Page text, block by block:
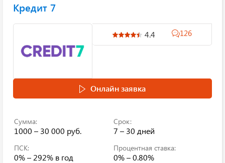
Кредит 7
4.4 126
Онлайн заявка
Сумма:
1000 – 30 000 руб.
Срок:
7 – 30 дней
ПСК:
0% – 292% в год
Процентная ставка:
0% – 0.80%